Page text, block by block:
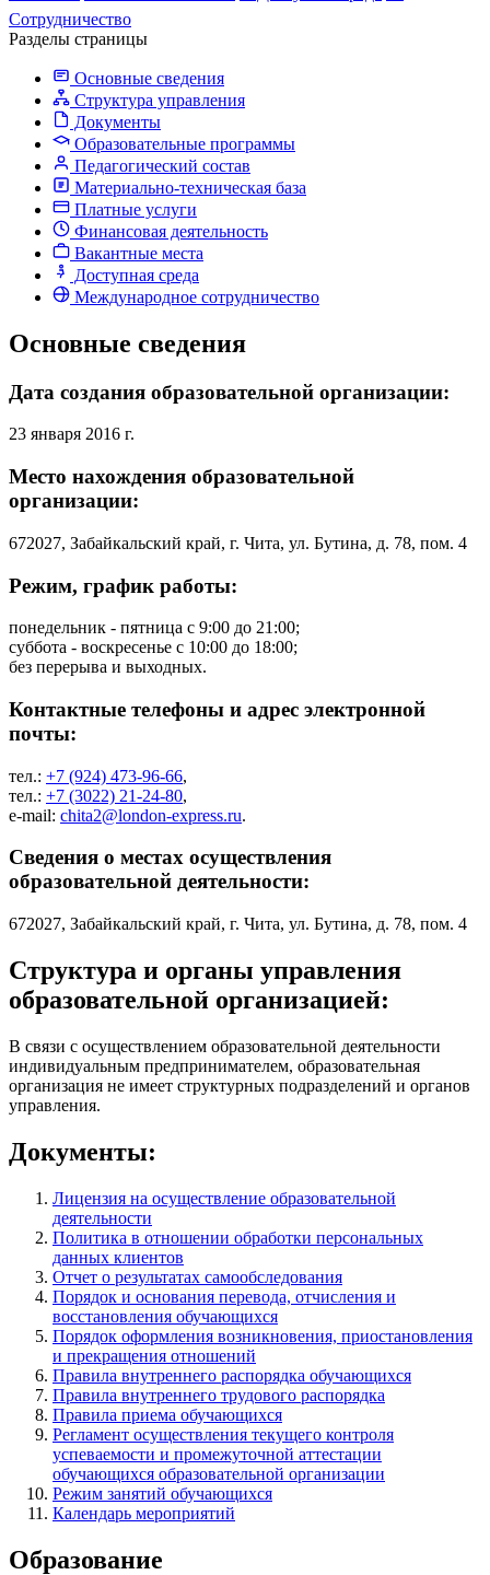
Сотрудничество
Разделы страницы
Основные сведения
Структура управления
Документы
Образовательные программы
Педагогический состав
Материально-техническая база
Платные услуги
Финансовая деятельность
Вакантные места
Доступная среда
Международное сотрудничество
Основные сведения
Дата создания образовательной организации:
23 января 2016 г.
Место нахождения образовательной
организации:
672027, Забайкальский край, г. Чита, ул. Бутина, д. 78, пом. 4
Режим, график работы:
понедельник - пятница с 9:00 до 21:00;
суббота - воскресенье с 10:00 до 18:00;
без перерыва и выходных.
Контактные телефоны и адрес электронной
почты:
тел.: +7 (924) 473-96-66,
тел.: +7 (3022) 21-24-80,
e-mail: chita2@london-express.ru.
Сведения о местах осуществления
образовательной деятельности:
672027, Забайкальский край, г. Чита, ул. Бутина, д. 78, пом. 4
Структура и органы управления
образовательной организацией:
В связи с осуществлением образовательной деятельности
индивидуальным предпринимателем, образовательная
организация не имеет структурных подразделений и органов
управления.
Документы:
Лицензия на осуществление образовательной
деятельности
Политика в отношении обработки персональных
данных клиентов
Отчет о результатах самообследования
Порядок и основания перевода, отчисления и
восстановления обучающихся
Порядок оформления возникновения, приостановления
и прекращения отношений
Правила внутреннего распорядка обучающихся
Правила внутреннего трудового распорядка
Правила приема обучающихся
Регламент осуществления текущего контроля
успеваемости и промежуточной аттестации
обучающихся образовательной организации
Режим занятий обучающихся
Календарь мероприятий
Образование